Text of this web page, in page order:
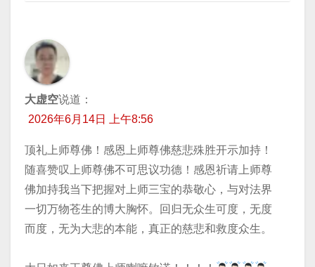
大虚空说道：
2026年6月14日 上午8:56
顶礼上师尊佛！感恩上师尊佛慈悲殊胜开示加持！
随喜赞叹上师尊佛不可思议功德！感恩祈请上师尊
佛加持我当下把握对上师三宝的恭敬心，与对法界
一切万物苍生的博大胸怀。回归无众生可度，无度
而度，无为大悲的本能，真正的慈悲和救度众生。